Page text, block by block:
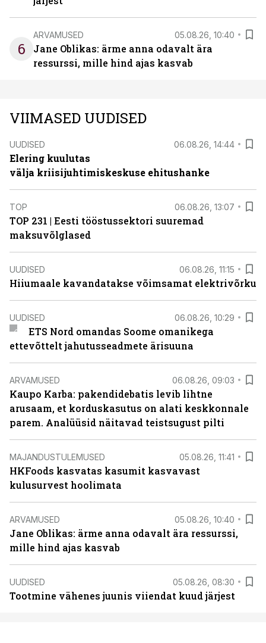
6
ARVAMUSED 05.08.26, 10:40
Jane Oblikas: ärme anna odavalt ära
ressurssi, mille hind ajas kasvab
VIIMASED UUDISED
UUDISED 06.08.26, 14:44
Elering kuulutas
välja kriisijuhtimiskeskuse ehitushanke
TOP 06.08.26, 13:07
TOP 231 | Eesti tööstussektori suuremad
maksuvõlglased
UUDISED 06.08.26, 11:15
Hiiumaale kavandatakse võimsamat elektrivõrku
UUDISED 06.08.26, 10:29
ETS Nord omandas Soome omanikega
ettevõttelt jahutusseadmete ärisuuna
ARVAMUSED 06.08.26, 09:03
Kaupo Karba: pakendidebatis levib lihtne
arusaam, et korduskasutus on alati keskkonnale
parem. Analüüsid näitavad teistsugust pilti
MAJANDUSTULEMUSED 05.08.26, 11:41
HKFoods kasvatas kasumit kasvavast
kulusurvest hoolimata
ARVAMUSED 05.08.26, 10:40
Jane Oblikas: ärme anna odavalt ära ressurssi,
mille hind ajas kasvab
UUDISED 05.08.26, 08:30
Tootmine vähenes juunis viiendat kuud järjest